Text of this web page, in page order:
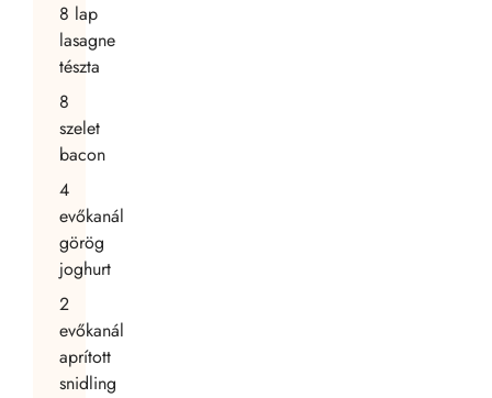
8 lap
lasagne
tészta
8
szelet
bacon
4
evőkanál
görög
joghurt
2
evőkanál
aprított
snidling